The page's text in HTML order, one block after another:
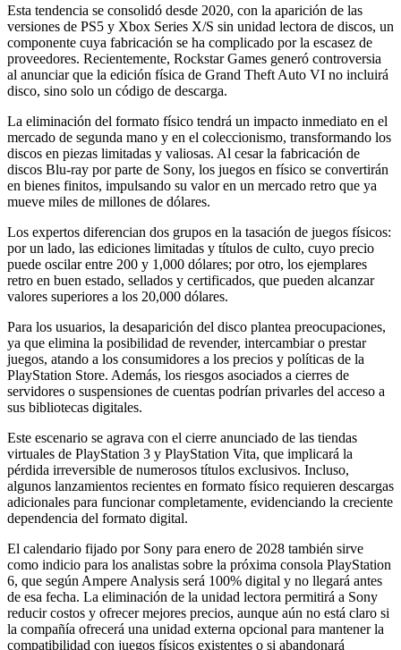
Esta tendencia se consolidó desde 2020, con la aparición de las
versiones de PS5 y Xbox Series X/S sin unidad lectora de discos, un
componente cuya fabricación se ha complicado por la escasez de
proveedores. Recientemente, Rockstar Games generó controversia
al anunciar que la edición física de Grand Theft Auto VI no incluirá
disco, sino solo un código de descarga.
La eliminación del formato físico tendrá un impacto inmediato en el
mercado de segunda mano y en el coleccionismo, transformando los
discos en piezas limitadas y valiosas. Al cesar la fabricación de
discos Blu-ray por parte de Sony, los juegos en físico se convertirán
en bienes finitos, impulsando su valor en un mercado retro que ya
mueve miles de millones de dólares.
Los expertos diferencian dos grupos en la tasación de juegos físicos:
por un lado, las ediciones limitadas y títulos de culto, cuyo precio
puede oscilar entre 200 y 1,000 dólares; por otro, los ejemplares
retro en buen estado, sellados y certificados, que pueden alcanzar
valores superiores a los 20,000 dólares.
Para los usuarios, la desaparición del disco plantea preocupaciones,
ya que elimina la posibilidad de revender, intercambiar o prestar
juegos, atando a los consumidores a los precios y políticas de la
PlayStation Store. Además, los riesgos asociados a cierres de
servidores o suspensiones de cuentas podrían privarles del acceso a
sus bibliotecas digitales.
Este escenario se agrava con el cierre anunciado de las tiendas
virtuales de PlayStation 3 y PlayStation Vita, que implicará la
pérdida irreversible de numerosos títulos exclusivos. Incluso,
algunos lanzamientos recientes en formato físico requieren descargas
adicionales para funcionar completamente, evidenciando la creciente
dependencia del formato digital.
El calendario fijado por Sony para enero de 2028 también sirve
como indicio para los analistas sobre la próxima consola PlayStation
6, que según Ampere Analysis será 100% digital y no llegará antes
de esa fecha. La eliminación de la unidad lectora permitirá a Sony
reducir costos y ofrecer mejores precios, aunque aún no está claro si
la compañía ofrecerá una unidad externa opcional para mantener la
compatibilidad con juegos físicos existentes o si abandonará